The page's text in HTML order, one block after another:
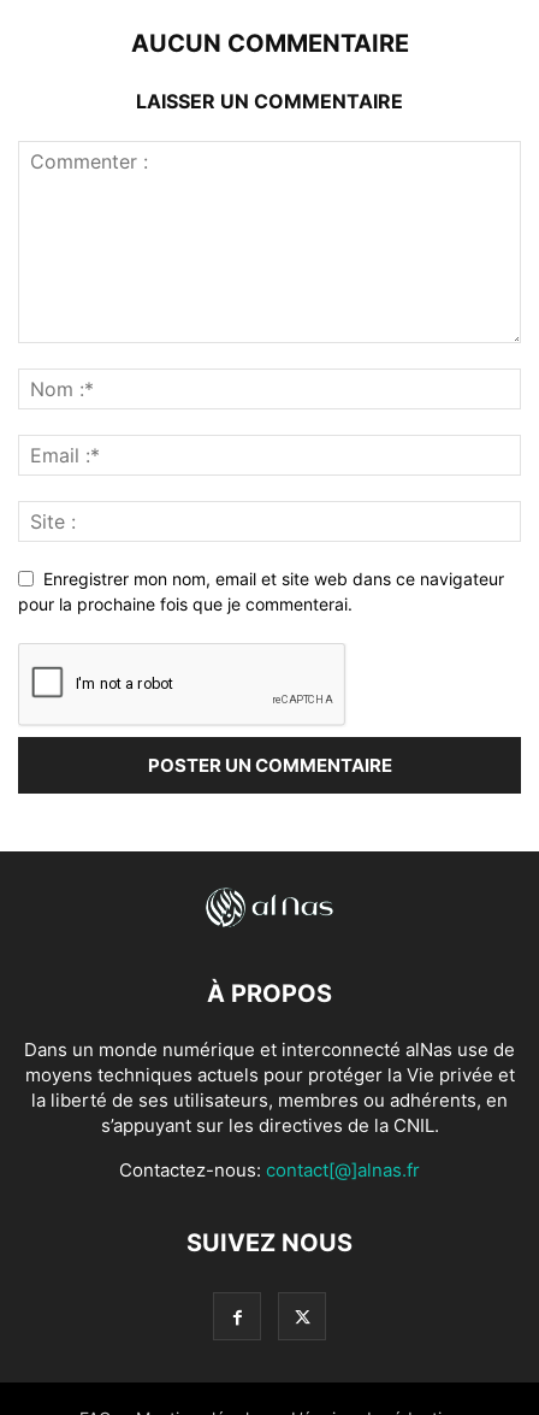
AUCUN COMMENTAIRE
LAISSER UN COMMENTAIRE
Enregistrer mon nom, email et site web dans ce navigateur
pour la prochaine fois que je commenterai.
À PROPOS
Dans un monde numérique et interconnecté alNas use de
moyens techniques actuels pour protéger la Vie privée et
la liberté de ses utilisateurs, membres ou adhérents, en
s’appuyant sur les directives de la CNIL.
Contactez-nous: contact[@]alnas.fr
SUIVEZ NOUS